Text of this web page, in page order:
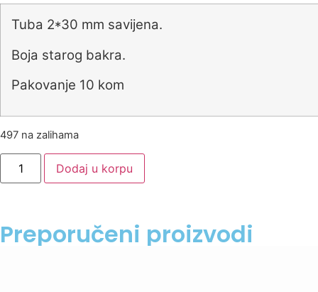
Tuba 2*30 mm savijena.
Boja starog bakra.
Pakovanje 10 kom
497 na zalihama
Dodaj u korpu
Preporučeni proizvodi